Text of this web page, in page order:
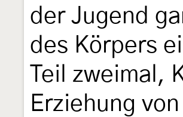
der Jugend
des Körpers
Teil
Erziehung